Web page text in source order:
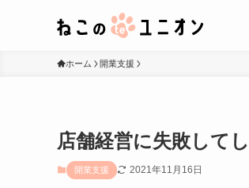
ホーム 開業支援
店舗経営に失敗して
開業支援 2021年11月16日